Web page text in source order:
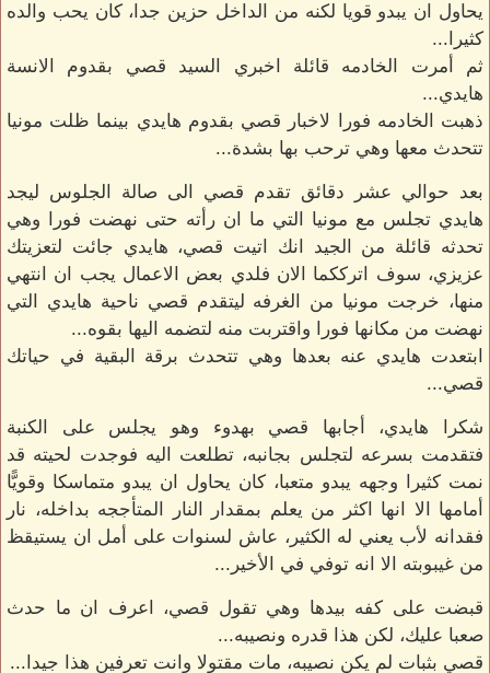
يحاول ان يبدو قويا لكنه من الداخل حزين جدا، كان يحب والده
كثيرا...
ثم أمرت الخادمه قائلة اخبري السيد قصي بقدوم الانسة
هايدي...
ذهبت الخادمه فورا لاخبار قصي بقدوم هايدي بينما ظلت مونيا
تتحدث معها وهي ترحب بها بشدة...
بعد حوالي عشر دقائق تقدم قصي الى صالة الجلوس ليجد
هايدي تجلس مع مونيا التي ما ان رأته حتى نهضت فورا وهي
تحدثه قائلة من الجيد انك اتيت قصي، هايدي جائت لتعزيتك
عزيزي، سوف اترككما الان فلدي بعض الاعمال يجب ان انتهي
منها، خرجت مونيا من الغرفه ليتقدم قصي ناحية هايدي التي
نهضت من مكانها فورا واقتربت منه لتضمه اليها بقوه...
ابتعدت هايدي عنه بعدها وهي تتحدث برقة البقية في حياتك
قصي...
شكرا هايدي، أجابها قصي بهدوء وهو يجلس على الكنبة
فتقدمت بسرعه لتجلس بجانبه، تطلعت اليه فوجدت لحيته قد
نمت كثيرا وجهه يبدو متعبا، كان يحاول ان يبدو متماسكا وقويًّا
أمامها الا انها اكثر من يعلم بمقدار النار المتأججه بداخله، نار
فقدانه لأب يعني له الكثير، عاش لسنوات على أمل ان يستيقظ
من غيبوبته الا انه توفي في الأخير...
قبضت على كفه بيدها وهي تقول قصي، اعرف ان ما حدث
صعبا عليك، لكن هذا قدره ونصيبه...
قصي بثبات لم يكن نصيبه، مات مقتولا وانت تعرفين هذا جيدا...